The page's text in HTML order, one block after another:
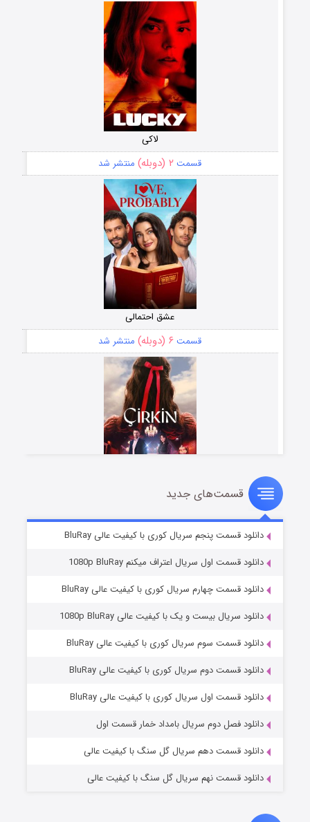
لاکی
قسمت ۲ (دوبله) منتشر شد
عشق احتمالی
قسمت ۶ (دوبله) منتشر شد
سریال زشت
قسمت۵ (زیرنویس) منتشر شد
وستی ها
قسمت۱ (زیرنویس) منتشر شد
قسمت‌های جدید
دانلود قسمت پنجم سریال کوری با کیفیت عالی BluRay
دانلود قسمت اول سریال اعتراف میکنم 1080p BluRay
دانلود قسمت چهارم سریال کوری با کیفیت عالی BluRay
دانلود سریال بیست و یک با کیفیت عالی 1080p BluRay
دانلود قسمت سوم سریال کوری با کیفیت عالی BluRay
دانلود قسمت دوم سریال کوری با کیفیت عالی BluRay
دانلود قسمت اول سریال کوری با کیفیت عالی BluRay
دانلود فصل دوم سریال بامداد خمار قسمت اول
دانلود قسمت دهم سریال گل سنگ با کیفیت عالی
دانلود قسمت نهم سریال گل سنگ با کیفیت عالی